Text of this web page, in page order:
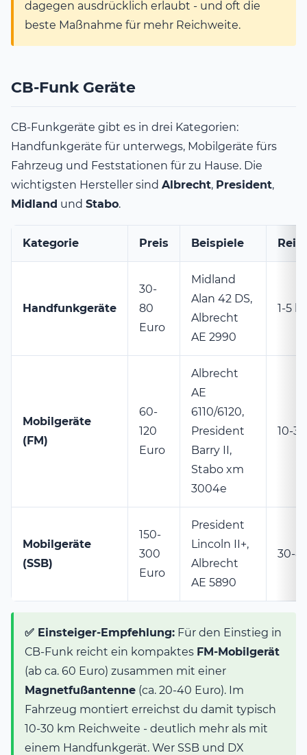
dagegen ausdrücklich erlaubt - und oft die
beste Maßnahme für mehr Reichweite.
CB-Funk Geräte
CB-Funkgeräte gibt es in drei Kategorien:
Handfunkgeräte für unterwegs, Mobilgeräte fürs
Fahrzeug und Feststationen für zu Hause. Die
wichtigsten Hersteller sind Albrecht, President,
Midland und Stabo.
Kategorie Preis Beispiele
Handfunkgeräte
30-
80
Euro
Midland
Alan 42 DS,
Albrecht
AE 2990
1-5
Mobilgeräte
(FM)
60-
120
Euro
Albrecht
AE
6110/6120,
President
Barry II,
Stabo xm
3004e
10-
Mobilgeräte
(SSB)
150-
300
Euro
President
Lincoln II+,
Albrecht
AE 5890
30-
✅ Einsteiger-Empfehlung: Für den Einstieg in
CB-Funk reicht ein kompaktes FM-Mobilgerät
(ab ca. 60 Euro) zusammen mit einer
Magnetfußantenne (ca. 20-40 Euro). Im
Fahrzeug montiert erreichst du damit typisch
10-30 km Reichweite - deutlich mehr als mit
einem Handfunkgerät. Wer SSB und DX